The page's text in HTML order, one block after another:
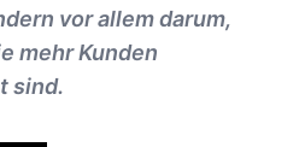
vor allem darum,
mehr Kunden
sind.